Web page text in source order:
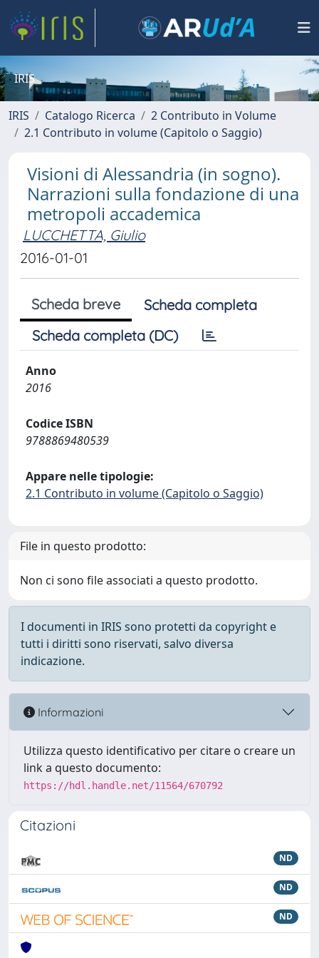
IRIS
IRIS Catalogo Ricerca
2 Contributo in Volume
2.1 Contributo in volume (Capitolo o Saggio)
Visioni di Alessandria (in sogno).
Narrazioni sulla fondazione di una
metropoli accademica
LUCCHETTA, Giulio
2016-01-01
Scheda breve
Scheda completa
Scheda completa (DC)
Anno
2016
Codice ISBN
9788869480539
Appare nelle tipologie:
2.1 Contributo in volume (Capitolo o Saggio)
File in questo prodotto:
Non ci sono file associati a questo prodotto.
I documenti in IRIS sono protetti da copyright e
tutti i diritti sono riservati, salvo diversa
indicazione.
Informazioni
Utilizza questo identificativo per citare o creare un
link a questo documento:
https://hdl.handle.net/11564/670792
Citazioni
ND
ND
ND